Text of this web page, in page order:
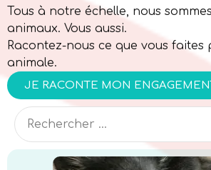
Tous à notre échelle, nous
animaux. Vous aussi.
Racontez-nous ce que vous faites
animale.
JE RACONTE MON